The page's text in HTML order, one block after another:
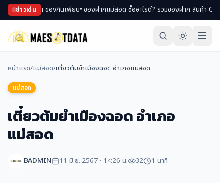
ข่าวเด่น
ของกินเพียบ • ของฝากแม่สอด ซื้ออะไรดี? รวมของฝาก สินค้า OTOP ขึ้นชื่อ• เที่
หน้าแรก/แม่สอด/เตี๋ยวต้มยำเมืองฉอด อำเภอแม่สอด
แม่สอด
เตี๋ยวต้มยำเมืองฉอด อำเภอ
แม่สอด
BADMIN 11 มิ.ย. 2567 · 14:26 น. 32 1 นาที